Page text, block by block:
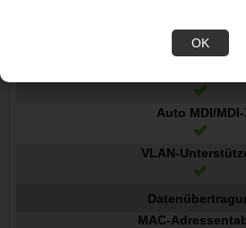
OK
Link
Auto MDI/MDI-
VLAN-
MAC-